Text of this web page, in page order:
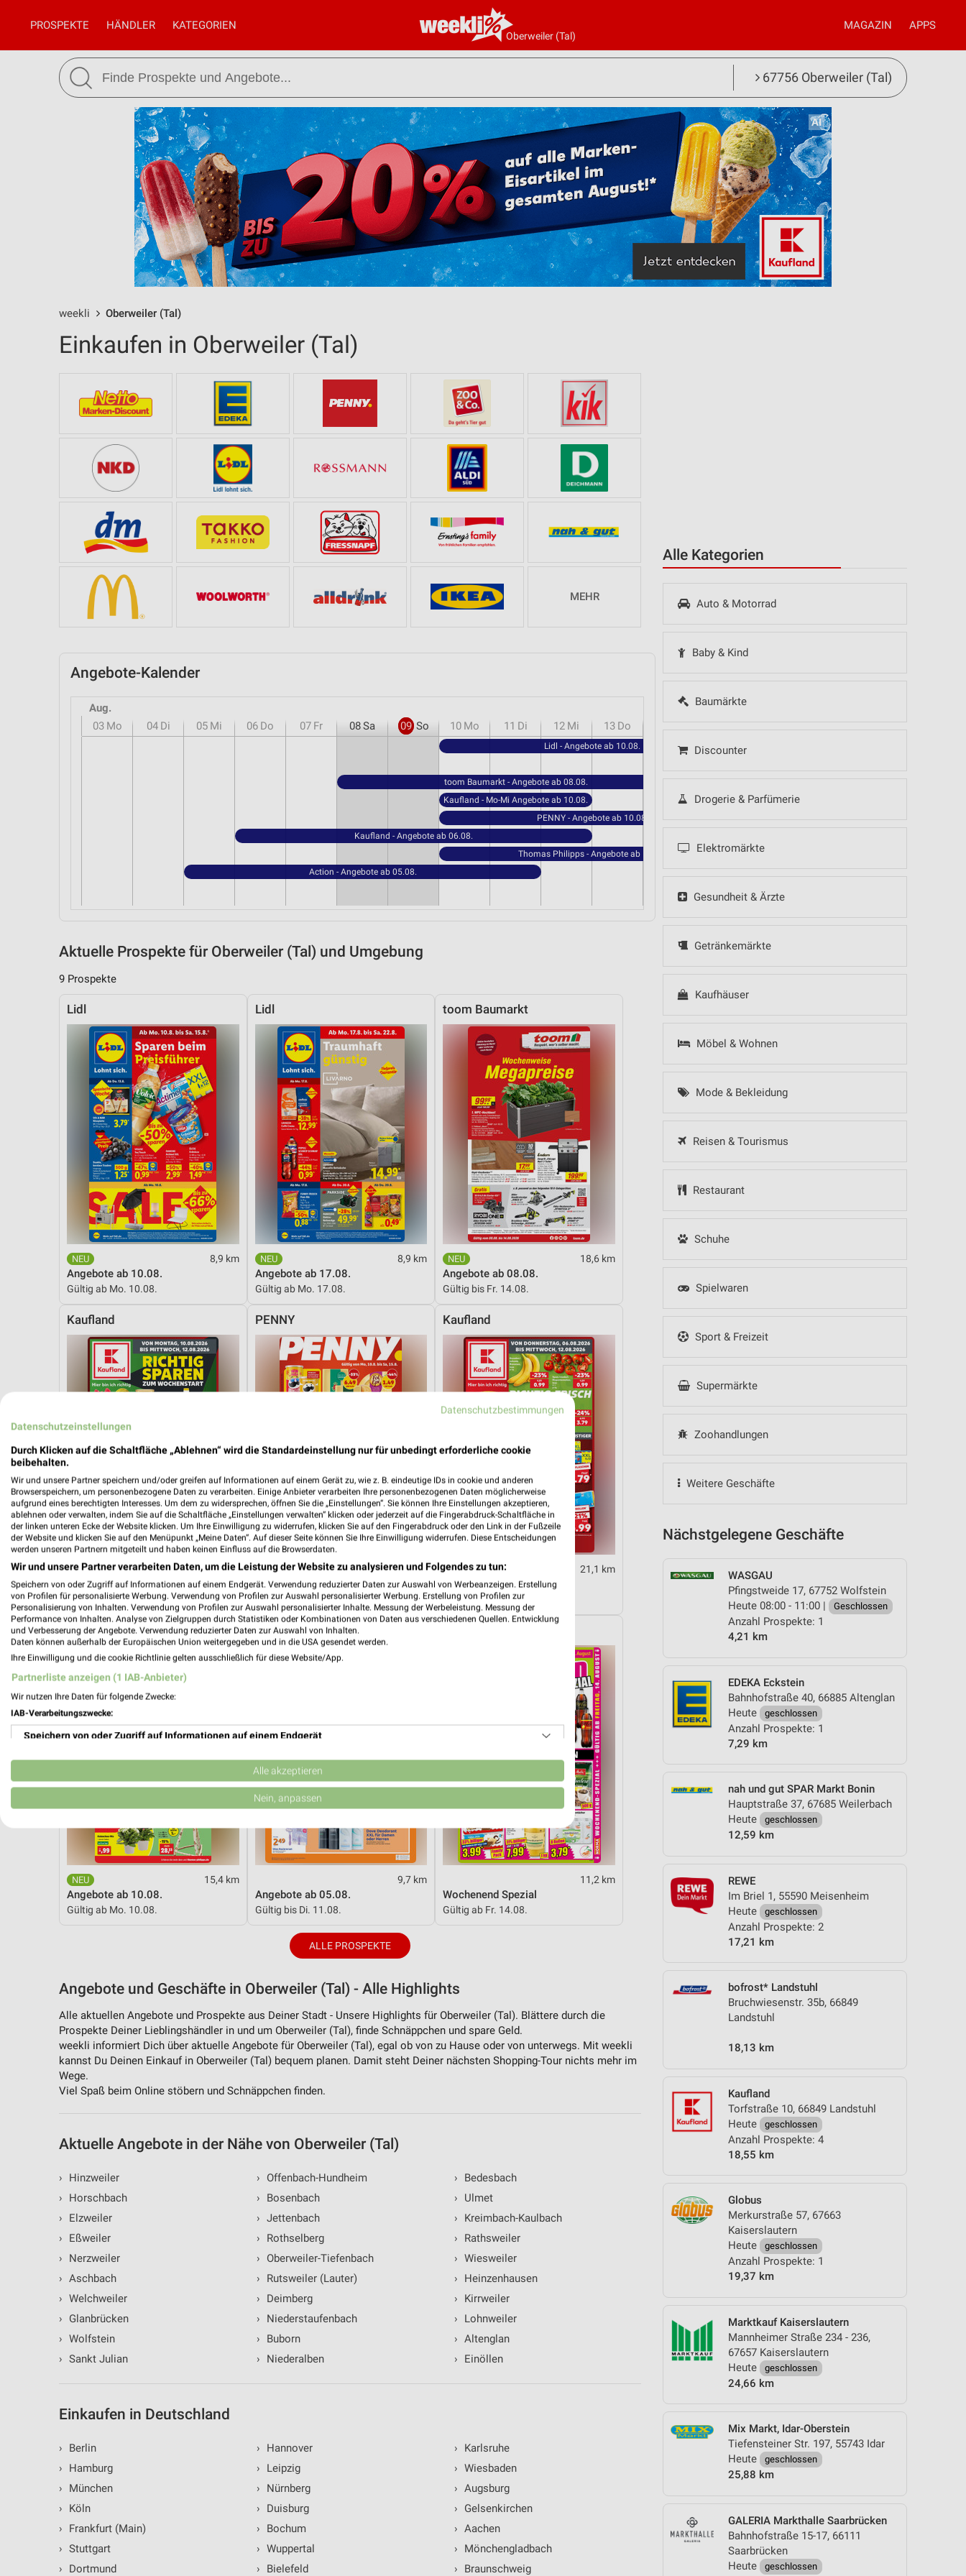
Oberweiler (Tal)
PROSPEKTE HÄNDLER KATEGORIEN MAGAZIN APPS
67756 Oberweiler (Tal)
weekli Oberweiler (Tal)
Alle Kategorien
Auto & Motorrad
Baby & Kind
Baumärkte
Discounter
Drogerie & Parfümerie
Elektromärkte
Gesundheit & Ärzte
Getränkemärkte
Kaufhäuser
Möbel & Wohnen
Mode & Bekleidung
Reisen & Tourismus
Restaurant
Schuhe
Spielwaren
Sport & Freizeit
Supermärkte
Zoohandlungen
Weitere Geschäfte
Nächstgelegene Geschäfte
WASGAU
Pfingstweide 17, 67752 Wolfstein
Heute 08:00 - 11:00 |
Geschlossen
Anzahl Prospekte: 1
4,21 km
EDEKA Eckstein
Bahnhofstraße 40, 66885 Altenglan
Heute
geschlossen
Anzahl Prospekte: 1
7,29 km
nah und gut SPAR Markt Bonin
Hauptstraße 37, 67685 Weilerbach
Heute
geschlossen
12,59 km
REWE
Im Briel 1, 55590 Meisenheim
Heute
geschlossen
Anzahl Prospekte: 2
17,21 km
bofrost* Landstuhl
Bruchwiesenstr. 35b, 66849
Landstuhl
18,13 km
Kaufland
Torfstraße 10, 66849 Landstuhl
Heute
geschlossen
Anzahl Prospekte: 4
18,55 km
Globus
Merkurstraße 57, 67663
Kaiserslautern
Heute
geschlossen
Anzahl Prospekte: 1
19,37 km
Marktkauf Kaiserslautern
Mannheimer Straße 234 - 236,
67657 Kaiserslautern
Heute
geschlossen
24,66 km
Mix Markt, Idar-Oberstein
Tiefensteiner Str. 197, 55743 Idar
Heute
geschlossen
25,88 km
GALERIA Markthalle Saarbrücken
Bahnhofstraße 15-17, 66111
Saarbrücken
Heute
geschlossen
Einkaufen in Oberweiler (Tal)
MEHR
Angebote-Kalender
Aug.
03 Mo 04 Di 05 Mi 06 Do 07 Fr 08Sa 09 So 10 Mo 11 Di 12 Mi 13 Do
Lidl - Angebote ab 10.08.
toom Baumarkt - Angebote ab 08.08.
Kaufland - Mo-Mi Angebote ab 10.08.
PENNY - Angebote ab 10.08.
Kaufland - Angebote ab 06.08.
Thomas Philipps - Angebote ab 10.08.
Action - Angebote ab 05.08.
Aktuelle Prospekte für Oberweiler (Tal) und Umgebung
9 Prospekte
Lidl
8,9 km
Angebote ab 10.08.
Gültig ab Mo. 10.08.
Lidl
8,9 km
Angebote ab 17.08.
Gültig ab Mo. 17.08.
toom Baumarkt
18,6 km
Angebote ab 08.08.
Gültig bis Fr. 14.08.
Kaufland
21,1 km
Mo-Mi Angebote ab 10.08.
Gültig ab Mo. 10.08.
PENNY
7,3 km
Angebote ab 10.08.
Gültig ab Mo. 10.08.
Kaufland
21,1 km
Angebote ab 06.08.
Gültig bis Mi. 12.08.
Thomas Philipps
15,4 km
Angebote ab 10.08.
Gültig ab Mo. 10.08.
Action
9,7 km
Angebote ab 05.08.
Gültig bis Di. 11.08.
11,2 km
Wochenend Spezial
Gültig ab Fr. 14.08.
ALLE PROSPEKTE
Angebote und Geschäfte in Oberweiler (Tal) - Alle Highlights
Alle aktuellen Angebote und Prospekte aus Deiner Stadt - Unsere Highlights für Oberweiler (Tal). Blättere durch die
Prospekte Deiner Lieblingshändler in und um Oberweiler (Tal), finde Schnäppchen und spare Geld.
weekli informiert Dich über aktuelle Angebote für Oberweiler (Tal), egal ob von zu Hause oder von unterwegs. Mit weekli
kannst Du Deinen Einkauf in Oberweiler (Tal) bequem planen. Damit steht Deiner nächsten Shopping-Tour nichts mehr im
Wege.
Viel Spaß beim Online stöbern und Schnäppchen finden.
Aktuelle Angebote in der Nähe von Oberweiler (Tal)
›
Hinzweiler
›
Horschbach
›
Elzweiler
›
Eßweiler
›
Nerzweiler
› Aschbach
› Welchweiler
›
Glanbrücken
› Wolfstein
› Sankt Julian
›
Offenbach-Hundheim
›
Bosenbach
› Jettenbach
›
Rothselberg
›
Oberweiler-Tiefenbach
›
Rutsweiler (Lauter)
›
Deimberg
›
Niederstaufenbach
›
Buborn
›
Niederalben
›
Bedesbach
›
Ulmet
›
Kreimbach-Kaulbach
›
Rathsweiler
› Wiesweiler
›
Heinzenhausen
›
Kirrweiler
›
Lohnweiler
› Altenglan
›
Einöllen
Einkaufen in Deutschland
›
Berlin
›
Hamburg
›
München
›
Köln
›
Frankfurt (Main)
› Stuttgart
›
Dortmund
›
Hannover
›
Leipzig
›
Nürnberg
›
Duisburg
›
Bochum
› Wuppertal
›
Bielefeld
›
Karlsruhe
› Wiesbaden
› Augsburg
›
Gelsenkirchen
› Aachen
›
Mönchengladbach
›
Braunschweig
Datenschutzbestimmungen
Datenschutzeinstellungen
Durch Klicken auf die Schaltfläche „Ablehnen“ wird die Standardeinstellung nur für unbedingt erforderliche cookie
beibehalten.
Wir und unsere Partner speichern und/oder greifen auf Informationen auf einem Gerät zu, wie z. B. eindeutige IDs in cookie und anderen
Browserspeichern, um personenbezogene Daten zu verarbeiten. Einige Anbieter verarbeiten Ihre personenbezogenen Daten möglicherweise
aufgrund eines berechtigten Interesses. Um dem zu widersprechen, öffnen Sie die „Einstellungen“. Sie können Ihre Einstellungen akzeptieren,
ablehnen oder verwalten, indem Sie auf die Schaltfläche „Einstellungen verwalten“ klicken oder jederzeit auf die Fingerabdruck-Schaltfläche in
der linken unteren Ecke der Website klicken. Um Ihre Einwilligung zu widerrufen, klicken Sie auf den Fingerabdruck oder den Link in der Fußzeile
der Website und klicken Sie auf den Menüpunkt „Meine Daten“. Auf dieser Seite können Sie Ihre Einwilligung widerrufen. Diese Entscheidungen
werden unseren Partnern mitgeteilt und haben keinen Einfluss auf die Browserdaten.
Wir und unsere Partner verarbeiten Daten, um die Leistung der Website zu analysieren und Folgendes zu tun:
Speichern von oder Zugriff auf Informationen auf einem Endgerät. Verwendung reduzierter Daten zur Auswahl von Werbeanzeigen. Erstellung
von Profilen für personalisierte Werbung. Verwendung von Profilen zur Auswahl personalisierter Werbung. Erstellung von Profilen zur
Personalisierung von Inhalten. Verwendung von Profilen zur Auswahl personalisierter Inhalte. Messung der Werbeleistung. Messung der
Performance von Inhalten. Analyse von Zielgruppen durch Statistiken oder Kombinationen von Daten aus verschiedenen Quellen. Entwicklung
und Verbesserung der Angebote. Verwendung reduzierter Daten zur Auswahl von Inhalten.
Daten können außerhalb der Europäischen Union weitergegeben und in die USA gesendet werden.
Ihre Einwilligung und die cookie Richtlinie gelten ausschließlich für diese Website/App.
Partnerliste anzeigen (1 IAB-Anbieter)
Wir nutzen Ihre Daten für folgende Zwecke:
IAB-Verarbeitungszwecke:
Speichern von oder Zugriff auf Informationen auf einem Endgerät
Verwendung reduzierter Daten zur Auswahl von Werbeanzeigen
Erstellung von Profilen für personalisierte Werbung
Erstellung von Profilen zur Personalisierung von Inhalten
Verwendung von Profilen zur Auswahl personalisierter Inhalte
Messung der Werbeleistung
Entwicklung und Verbesserung der Angebote
Verwendung reduzierter Daten zur Auswahl von Inhalten
IAB-Besonderheiten:
Verwendung genauer Standortdaten
Nicht-IAB-Verarbeitungszwecke:
Performance
Funktional
Alle akzeptieren
Nein, anpassen